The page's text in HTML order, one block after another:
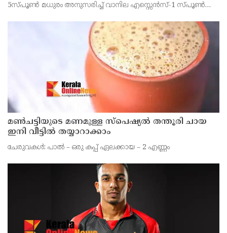
5സ്പൂണ്‍ മധുരം അനുസരിച്ച് വാനില എസ്സെന്‍സ്-1 സ്പൂണ്‍
മൺചട്ടിയുടെ മണമുള്ള സ്പെഷ്യൽ തന്തൂരി ചായ
ഇനി വീട്ടിൽ തയ്യാറാക്കാം
ചേരുവകള്‍: പാല്‍ – ഒരു കപ്പ് ഏലക്കായ – 2 എണ്ണം